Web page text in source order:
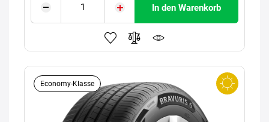
In den Warenkorb
Economy-Klasse